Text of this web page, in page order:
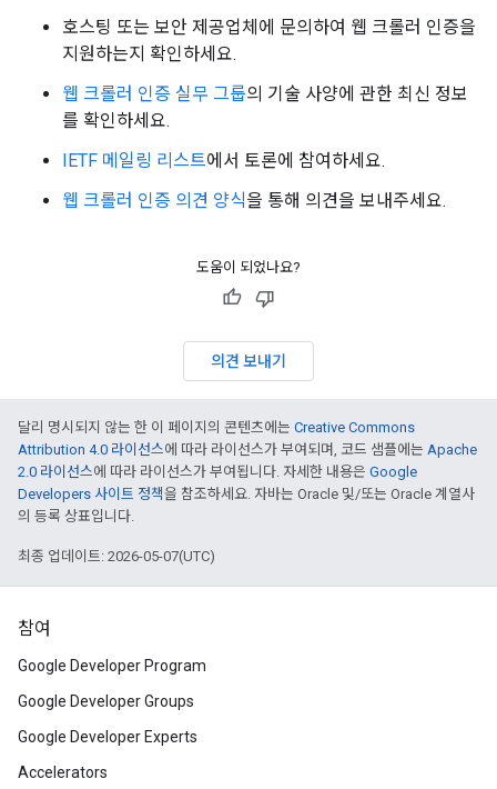
호스팅 또는 보안 제공업체에 문의하여 웹 크롤러 인증을
지원하는지 확인하세요.
웹 크롤러 인증 실무 그룹의 기술 사양에 관한 최신 정보
를 확인하세요.
IETF 메일링 리스트에서 토론에 참여하세요.
웹 크롤러 인증 의견 양식을 통해 의견을 보내주세요.
도움이 되었나요?
의견 보내기
달리 명시되지 않는 한 이 페이지의 콘텐츠에는 Creative Commons
Attribution 4.0 라이선스에 따라 라이선스가 부여되며, 코드 샘플에는 Apache
2.0 라이선스에 따라 라이선스가 부여됩니다. 자세한 내용은 Google
Developers 사이트 정책을 참조하세요. 자바는 Oracle 및/또는 Oracle 계열사
의 등록 상표입니다.
최종 업데이트: 2026-05-07(UTC)
참여
Google Developer Program
Google Developer Groups
Google Developer Experts
Accelerators